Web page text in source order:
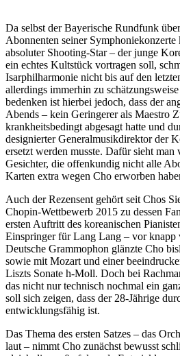
Da selbst der Bayerische Rundfunk
Abonnenten seiner Symphoniekonzerte
absoluter Shooting-Star – der junge
ein echtes Kultstück vortragen soll,
Isarphilharmonie nicht bis auf den
allerdings immerhin zu
bedenken ist hierbei jedoch, dass der
Abends – kein Geringerer als Maestro
krankheitsbedingt abgesagt hatte und
designierter Generalmusikdirektor der
ersetzt werden musste. Dafür sieht man
Gesichter, die offenkundig nicht alle
Karten extra wegen Cho erworben
Auch der Rezensent gehört seit Chos
Chopin-Wettbewerb 2015 zu dessen
ersten Auftritt des koreanischen
Einspringer für Lang Lang – vor knapp
Deutsche Grammophon glänzte Cho
sowie mit Mozart und einer
Liszts Sonate h-Moll. Doch bei
das nicht nur technisch nochmal ein
soll sich zeigen, dass der 28-Jährige
entwicklungsfähig ist.
Das Thema des ersten Satzes – das
laut – nimmt Cho zunächst bewusst